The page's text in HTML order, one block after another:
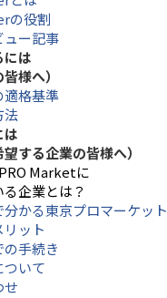
の役割
ュー記事
には
様へ）
適格基準
法
は
望する企業の皆様へ）
Marketに
企業とは？
分かる東京プロマーケット
リット
の手続き
ついて
せ